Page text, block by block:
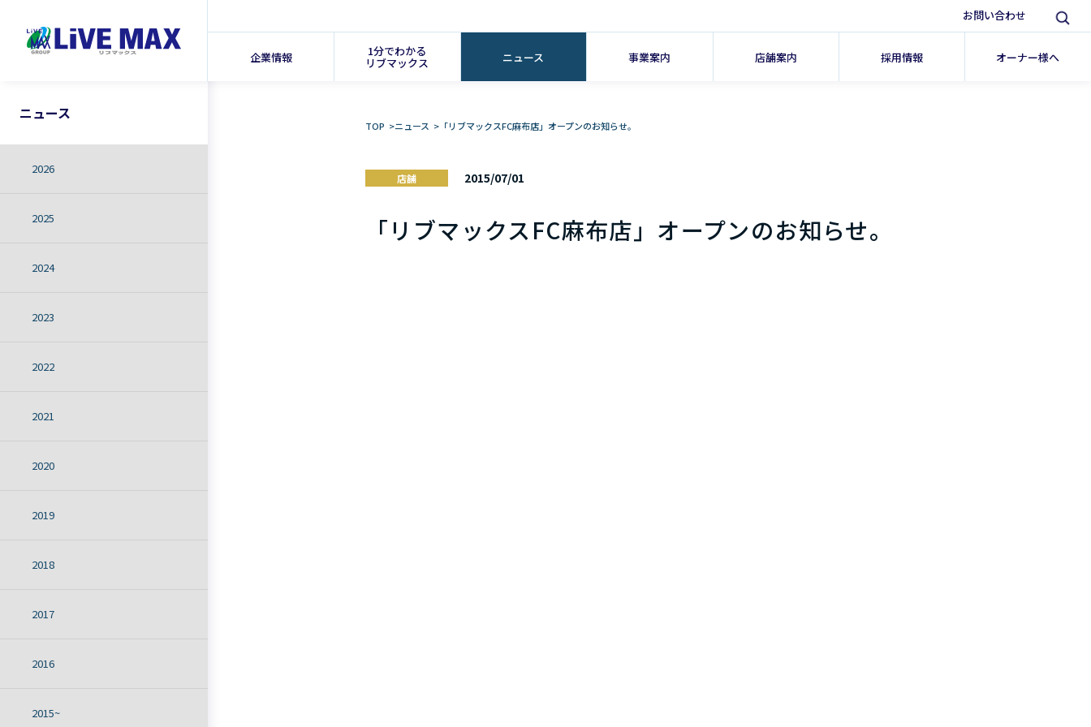
企業情報 1分でわかる
リブマックス ニュース 事業案内 店舗案内 採用情報 オーナー様へ
お問い合わせ
ニュース
2026
2025
2024
2023
2022
2021
2020
2019
2018
2017
2016
2015~
TOP >ニュース > 「リブマックスFC麻布店」オープンのお知らせ。
店舗 2015/07/01
「リブマックスFC麻布店」オープンのお知らせ。